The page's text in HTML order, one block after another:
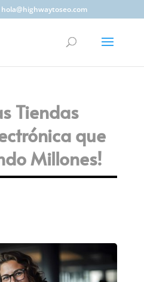
hola@highwaytoseo.com
Tiendas
que
Millones!